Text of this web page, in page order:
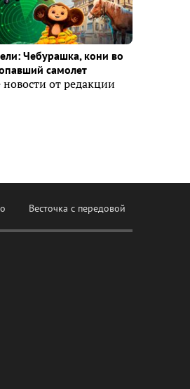
Чебурашка, кони во
самолет
от редакции
Весточка с передовой